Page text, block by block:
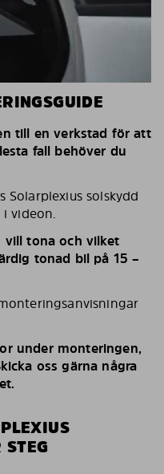
till en verkstad för att
fall behöver du
solskydd
i videon.
vill tona och vilket
tonad bil på 15 –
under monteringen,
oss gärna några